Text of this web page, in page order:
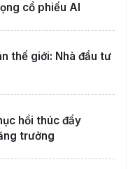
cổ phiếu AI
thế giới: Nhà đầu tư
hồi thúc đẩy
trưởng